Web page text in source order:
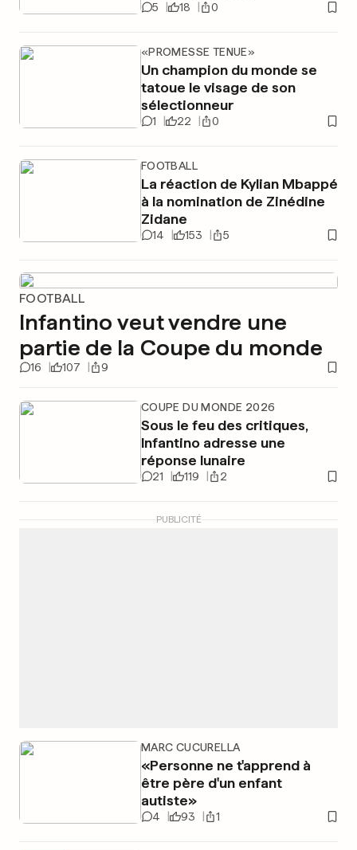
5 18 0
«PROMESSE TENUE»
Un champion du monde se
tatoue le visage de son
sélectionneur
1 22 0
FOOTBALL
La réaction de Kylian Mbappé
à la nomination de Zinédine
Zidane
14 153 5
FOOTBALL
Infantino veut vendre une
partie de la Coupe du monde
16 107 9
COUPE DU MONDE 2026
Sous le feu des critiques,
Infantino adresse une
réponse lunaire
21 119 2
PUBLICITÉ
MARC CUCURELLA
«Personne ne t'apprend à
être père d'un enfant
autiste»
4 93 1